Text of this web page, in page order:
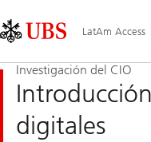
Links
Area
LatAm Access
Investigación del CIO
digitales